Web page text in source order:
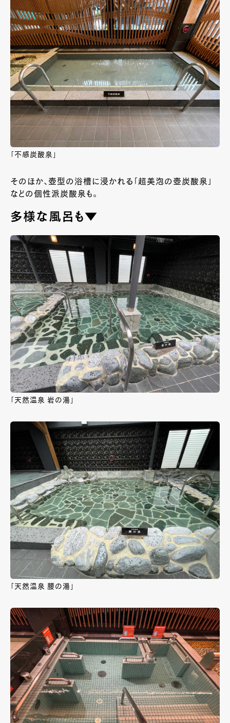
「不感炭酸泉」
そのほか、壺型の浴槽に浸かれる「超美泡の壺炭酸泉」
などの個性派炭酸泉も。
多様な風呂も▼
「天然温泉 岩の湯」
「天然温泉 腰の湯」